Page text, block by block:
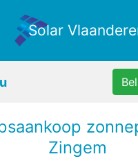
Solar
Zingem